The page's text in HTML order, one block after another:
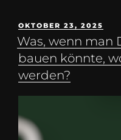
OKTOBER 23, 2025
Was, wenn man
bauen könnte,
werden?